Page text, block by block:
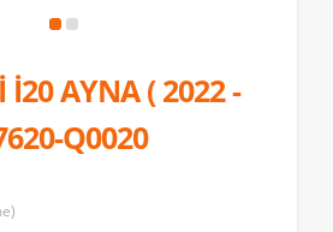
AYNA ( 2022 -
Q0020